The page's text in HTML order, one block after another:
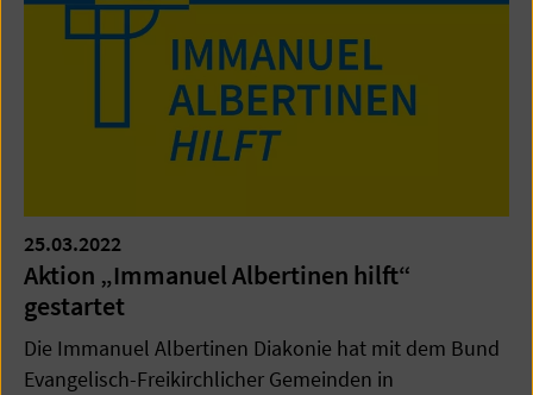
25.03.2022
Aktion „Immanuel Albertinen hilft“
gestartet
Die Immanuel Albertinen Diakonie hat mit dem Bund
Evangelisch-Freikirchlicher Gemeinden in